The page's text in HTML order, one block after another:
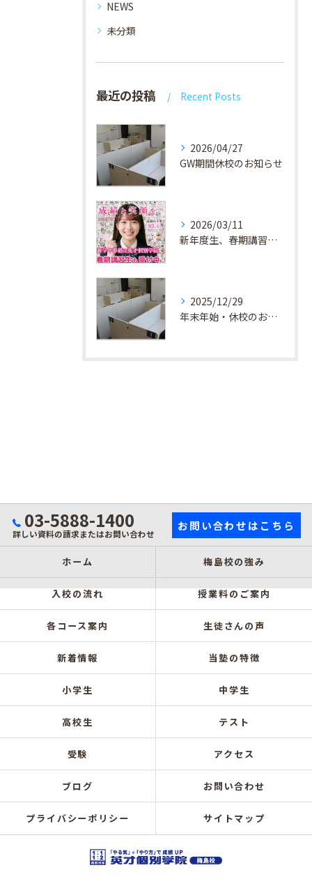
NEWS
未分類
最近の投稿 Recent Posts
2026/04/27
GW期間休校のお知らせ
2026/03/11
新年度生、春期講習生 受付中！
2025/12/29
年末年始・休校のお知らせ
03-5888-1400
詳しい資料の請求またはお問い合わせ
お問い合わせはこちら
ホーム 梅島校の強み
入校の流れ 授業料のご案内
各コース案内 生徒さんの声
新着情報 当塾の特徴
小学生 中学生
高校生 テスト
受験 アクセス
ブログ お問い合わせ
プライバシーポリシー サイトマップ